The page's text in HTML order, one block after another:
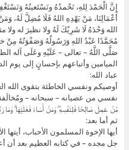
إِنَّ الْحَمْدَ لِلهِ، نَحْمدُهُ ونَسْتَعينُهُ
أَعْمَالِنَا، مَنْ يَهْدِهِ اللهُ فَلَا مُضِلَّ لَهُ،
الله وَحْدَهُ لَا شَرِيْكَ لَهُ ولا نظيرَ له ولا
مُحَمَّدًا عَبْدُ اللهِ وَرَسُولُهُ وَصَفْوَتُهُ مِنْ
صَلَّى اللَّهُ – تعالى – عَلَيْهِ وعَلَى آله
الميامين وأتباعهم بإحسانٍ إلى يوم
عباد الله:
أوصيكم ونفسي الخاطئة بتقوى الله
نفسي من عصيانه – سبحانه –
مَّنْ عَمِلَ صَالِحًا فَلِنَفْسِهِ ۖ وَمَنْ أَسَاءَ فَعَلَيْهَا ۗ وَمَا
ثم أما بعد:
أيها الإخوة المسلمون الأحباب،
جل مجده – في كتابه العظيم بعد أن